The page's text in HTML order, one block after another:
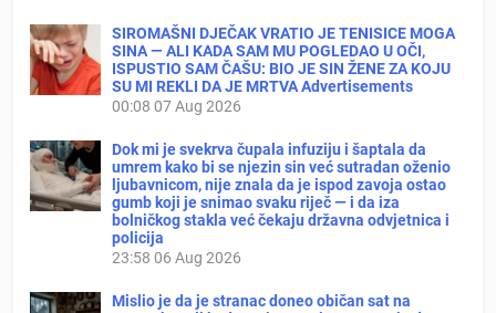
SIROMAŠNI DJEČAK VRATIO JE TENISICE MOGA
SINA — ALI KADA SAM MU POGLEDAO U OČI,
ISPUSTIO SAM ČAŠU: BIO JE SIN ŽENE ZA KOJU
SU MI REKLI DA JE MRTVA Advertisements
00:08 07 Aug 2026
Dok mi je svekrva čupala infuziju i šaptala da
umrem kako bi se njezin sin već sutradan oženio
ljubavnicom, nije znala da je ispod zavoja ostao
gumb koji je snimao svaku riječ — i da iza
bolničkog stakla već čekaju državna odvjetnica i
policija
23:58 06 Aug 2026
Mislio je da je stranac doneo običan sat na